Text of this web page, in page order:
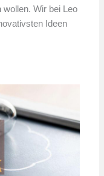
Wir bei Leo
Ideen